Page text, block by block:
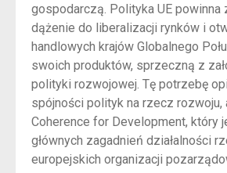
gospodarczą. Polityka UE powinna
dążenie do liberalizacji rynków i
handlowych krajów Globalnego
swoich produktów, sprzeczną z
polityki rozwojowej. Tę potrzebę
spójności polityk na rzecz rozwoju,
Coherence for Development, który
głównych zagadnień działalności
europejskich organizacji